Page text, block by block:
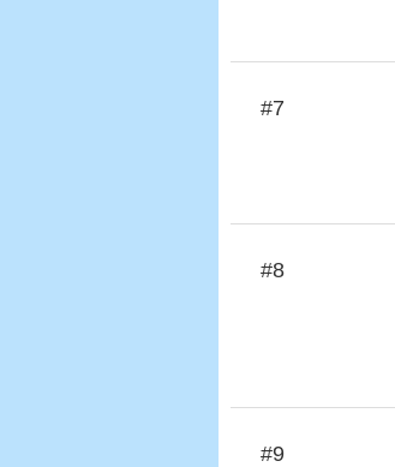
#7
#8
#9